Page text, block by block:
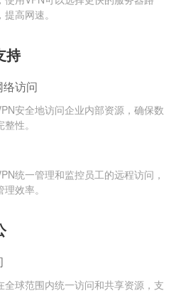
高网速。
持
访问
安全地访问企业内部资源，确保数
性。
统一管理和监控员工的远程访问，
效率。
全球范围内统一访问和共享资源，支